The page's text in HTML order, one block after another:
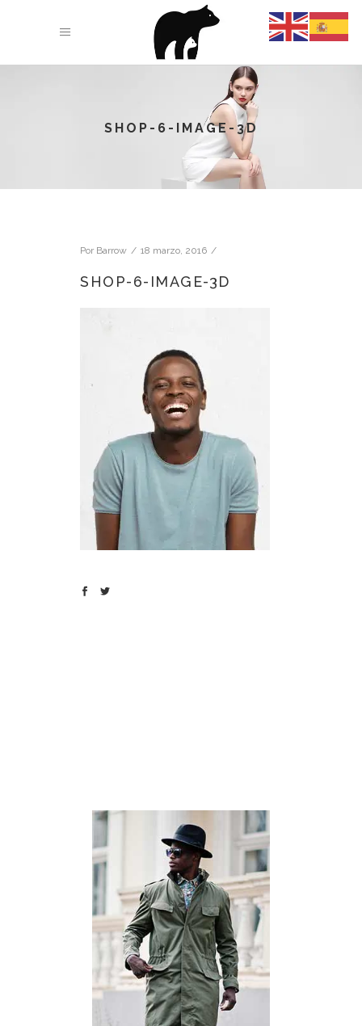
SHOP-6-IMAGE-3D
Por Barrow 18 marzo, 2016
SHOP-6-IMAGE-3D